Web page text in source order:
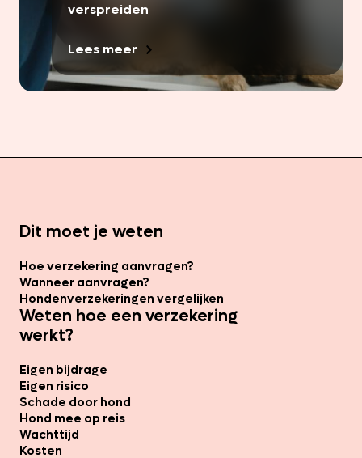
verspreiden
Lees meer
Dit moet je weten
Hoe verzekering aanvragen?
Wanneer aanvragen?
Hondenverzekeringen vergelijken
Weten hoe een verzekering
werkt?
Eigen bijdrage
Eigen risico
Schade door hond
Hond mee op reis
Wachttijd
Kosten